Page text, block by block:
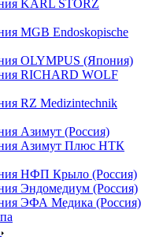
KARL STORZ
MGB Endoskopische
OLYMPUS (Япония)
RICHARD WOLF
RZ Medizintechnik
Азимут (Россия)
Азимут Плюс НТК
НФП Крыло (Россия)
Эндомедиум (Россия)
ЭФА Медика (Россия)